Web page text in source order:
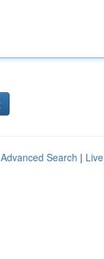
Advanced Search | Live